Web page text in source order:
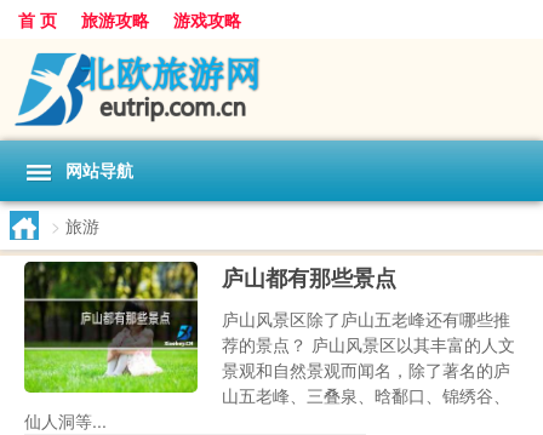
首 页 旅游攻略 游戏攻略
网站导航
> 旅游
庐山都有那些景点
庐山风景区除了庐山五老峰还有哪些推
荐的景点？ 庐山风景区以其丰富的人文
景观和自然景观而闻名，除了著名的庐
山五老峰、三叠泉、晗鄱口、锦绣谷、
仙人洞等...